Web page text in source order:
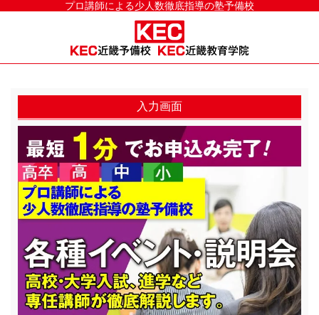
プロ講師による少人数徹底指導の塾予備校
入力画面